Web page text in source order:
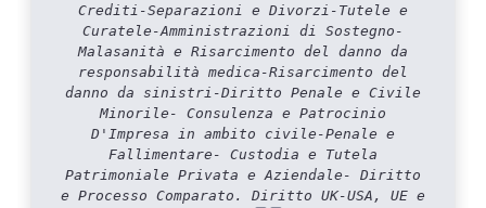
Crediti-Separazioni e Divorzi-Tutele e
Curatele-Amministrazioni di Sostegno-
Malasanità e Risarcimento del danno da
responsabilità medica-Risarcimento del
danno da sinistri-Diritto Penale e Civile
Minorile- Consulenza e Patrocinio
D'Impresa in ambito civile-Penale e
Fallimentare- Custodia e Tutela
Patrimoniale Privata e Aziendale- Diritto
e Processo Comparato. Diritto UK-USA, UE e